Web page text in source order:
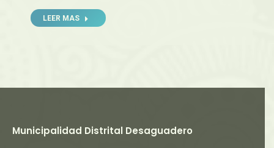
LEER MAS
Municipalidad Distrital Desaguadero